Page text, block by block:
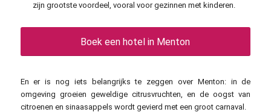
zijn grootste voordeel, vooral voor gezinnen met kinderen.
Boek een hotel in Menton
En er is nog iets belangrijks te zeggen over Menton: in de
omgeving groeien geweldige citrusvruchten, en de oogst van
citroenen en sinaasappels wordt gevierd met een groot carnaval.